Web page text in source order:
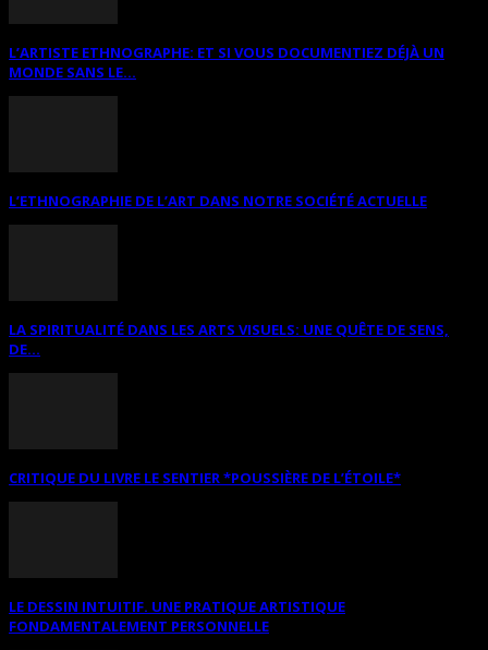
L’ARTISTE ETHNOGRAPHE: ET SI VOUS DOCUMENTIEZ DÉJÀ UN
MONDE SANS LE...
L’ETHNOGRAPHIE DE L’ART DANS NOTRE SOCIÉTÉ ACTUELLE
LA SPIRITUALITÉ DANS LES ARTS VISUELS: UNE QUÊTE DE SENS,
DE...
CRITIQUE DU LIVRE LE SENTIER *POUSSIÈRE DE L’ÉTOILE*
LE DESSIN INTUITIF. UNE PRATIQUE ARTISTIQUE
FONDAMENTALEMENT PERSONNELLE